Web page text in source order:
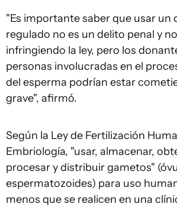
"Es importante saber que usar un
regulado no es un delito penal y
infringiendo la ley, pero los
personas involucradas en el
del esperma podrían estar
grave", afirmó.
Según la Ley de Fertilización
Embriología, "usar, almacenar,
procesar y distribuir gametos"
espermatozoides) para uso
menos que se realicen en una